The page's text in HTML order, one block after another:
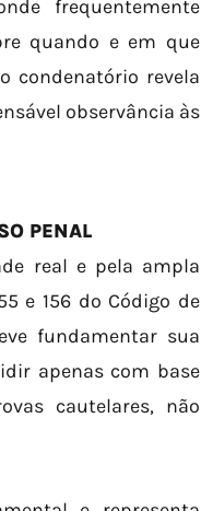
frequentemente
quando e em que
condenatório revela
observância às
PENAL
real e pela ampla
e 156 do Código de
fundamentar sua
apenas com base
cautelares, não